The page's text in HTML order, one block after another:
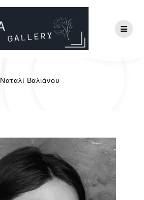
Ναταλί Βαλιάνου